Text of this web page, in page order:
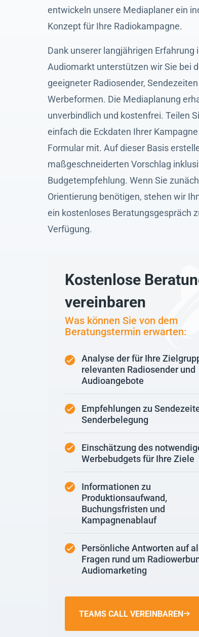
entwickeln unsere Mediaplaner ein
Konzept für Ihre Radiokampagne.
Dank unserer langjährigen Erfahrung
Audiomarkt unterstützen wir Sie bei
geeigneter Radiosender,
Werbeformen. Die Mediaplanung
unverbindlich und kostenfrei. Teilen
einfach die Eckdaten Ihrer
Formular mit. Auf dieser Basis
maßgeschneiderten Vorschlag
Budgetempfehlung. Wenn Sie
Orientierung benötigen, stehen wir
ein kostenloses Beratungsgespräch
Verfügung.
Kostenlose
vereinbaren
Was können Sie von dem
Beratungstermin erwarten:
Analyse der für Ihre
relevanten Radiosender und
Audioangebote
Empfehlungen zu
Senderbelegung
Einschätzung des
Werbebudgets für Ihre Ziele
Informationen zu
Produktionsaufwand,
Buchungsfristen und
Kampagnenablauf
Persönliche Antworten auf
Fragen rund um
Audiomarketing
TEAMS CALL VEREINBAREN